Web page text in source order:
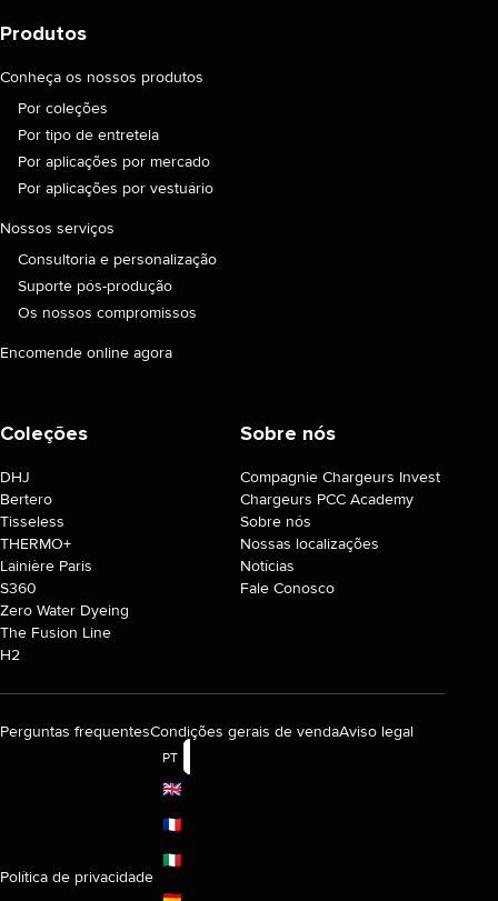
Produtos
Conheça os nossos produtos
Por coleções
Por tipo de entretela
Por aplicações por mercado
Por aplicações por vestuário
Nossos serviços
Consultoria e personalização
Suporte pós-produção
Os nossos compromissos
Encomende online agora
Coleções
DHJ
Bertero
Tisseless
THERMO+
Lainière Paris
S360
Zero Water Dyeing
The Fusion Line
H2
Sobre nós
Compagnie Chargeurs Invest
Chargeurs PCC Academy
Sobre nós
Nossas localizações
Notícias
Fale Conosco
Perguntas frequentesCondições gerais de vendaAviso legal
Política de privacidade
PT
🇬🇧
🇫🇷
🇮🇹
🇩🇪